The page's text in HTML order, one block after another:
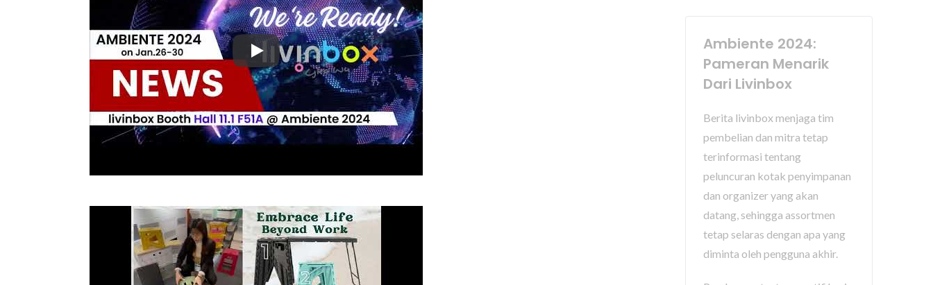
Ambiente 2024: Pameran Menarik dari livinbox
Ambiente 2024:
Pameran Menarik
Dari Livinbox
Berita livinbox menjaga tim
pembelian dan mitra tetap
terinformasi tentang
peluncuran kotak penyimpanan
dan organizer yang akan
datang, sehingga assortmen
tetap selaras dengan apa yang
diminta oleh pengguna akhir.